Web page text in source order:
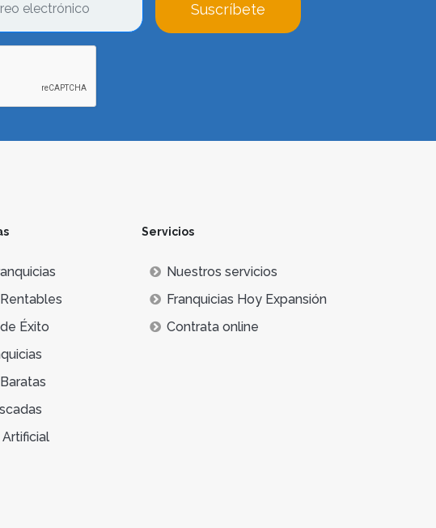
Suscríbete
Éxito
Servicios
Nuestros servicios
Franquicias Hoy Expansión
Contrata online